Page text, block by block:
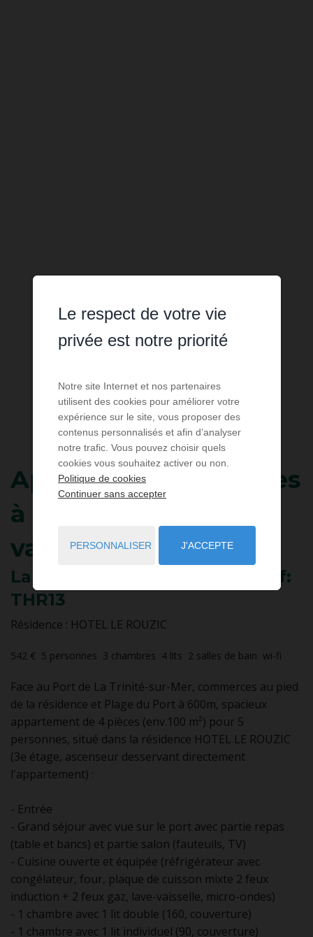
Appartement
4 pièces
à louer pour les
vacances
La Trinité sur Mer
/ Réf:
THR13
Résidence : HOTEL LE ROUZIC
542 € 5 personnes 3 chambres 4 lits 2 salles de bain wi-fi
Face au Port de La Trinité-sur-Mer, commerces au pied
de la résidence et Plage du Port à 600m, spacieux
appartement de 4 pièces (env.100 m²) pour 5
personnes, situé dans la résidence HOTEL LE ROUZIC
(3e étage, ascenseur desservant directement
l'appartement) :
- Entrée
- Grand séjour avec vue sur le port avec partie repas
(table et bancs) et partie salon (fauteuils, TV)
- Cuisine ouverte et équipée (réfrigérateur avec
congélateur, four, plaque de cuisson mixte 2 feux
induction + 2 feux gaz, lave-vaisselle, micro-ondes)
- 1 chambre avec 1 lit double (160, couverture)
- 1 chambre avec 1 lit individuel (90, couverture)
Le respect de votre vie
privée est notre priorité
Notre site Internet et nos partenaires
utilisent des cookies pour améliorer votre
expérience sur le site, vous proposer des
contenus personnalisés et afin d’analyser
notre trafic. Vous pouvez choisir quels
cookies vous souhaitez activer ou non.
Politique de cookies
Continuer sans accepter
PERSONNALISER J'ACCEPTE